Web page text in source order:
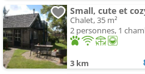
Small, cute et
Chalet, 35 m²
2 personnes, 1
3 km